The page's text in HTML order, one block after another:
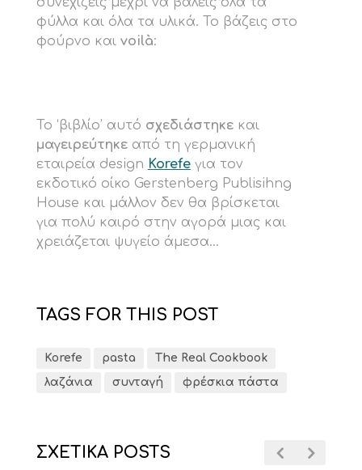
φύλλα και όλα τα υλικά. Το βάζεις στο
φούρνο και voilà:
Το ‘βιβλίο’ αυτό σχεδιάστηκεκαι
μαγειρεύτηκεαπό τη γερμανική
εταιρεία design Korefeγια τον
εκδοτικό οίκο Gerstenberg Publisihng
House και μάλλον δεν θα βρίσκεται
για πολύ καιρό στην αγορά μιας και
χρειάζεται ψυγείο άμεσα…
TAGS FOR THIS POST
Korefe pasta
The Real Cookbook
λαζάνια
συνταγή φρέσκια πάστα
ΣΧΕΤΙΚΑ POSTS